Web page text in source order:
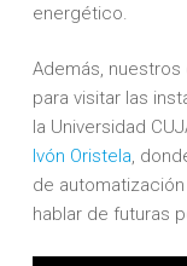
energético.
Además,
para visitar las
la Universidad
Ivón Oristela,
de
hablar de futuras